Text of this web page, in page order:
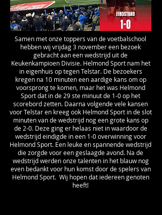
Samen met onze toppers van de voetbalschool
hebben wij vrijdag 3 november een bezoek
gebracht aan een wedstrijd uit de
Keukenkampioen Divisie. Helmond Sport nam het
in eigenhuis op tegen Telstar. De bezoekers
kregen na 10 minuten een aardige kans om op
voorsprong te komen, maar het was Helmond
Sport dat in de 29 ste minuut de 1-0 op het
scorebord zetten. Daarna volgende vele kansen
voor Telstar en kreeg ook Helmond Sport in de slot
minuten van de wedstrijd nog een grote kans op
de 2-0. Deze ging er helaas niet in waardoor de
wedstrijd eindigde in een 1-0 overwinning voor
Helmond Sport. Een leuke en spannende wedstrijd
die zorgde voor een geslaagde avond. Na de
wedstrijd werden onze talenten in het blauw nog
even bedankt voor hun komst door de spelers van
Helmond Sport. Wij hopen dat iedereen genoten
heeft!